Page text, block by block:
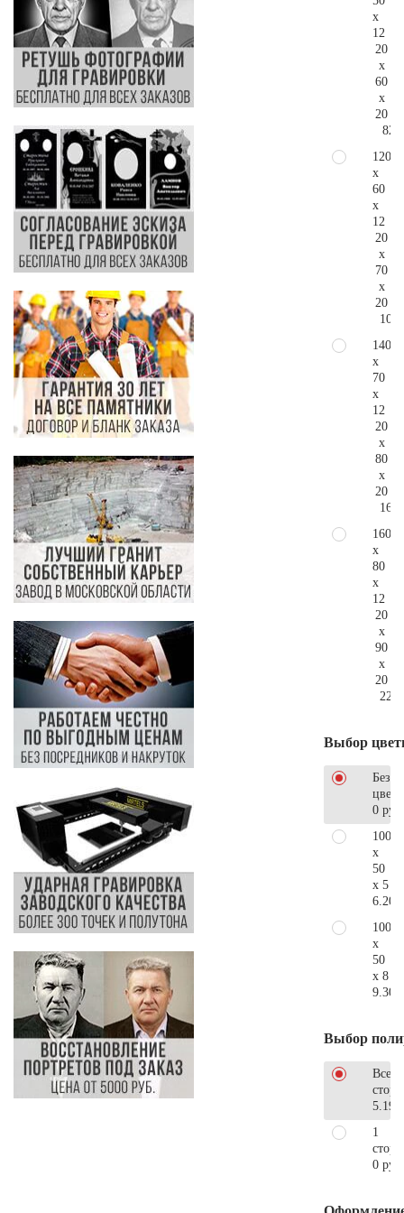
x
12
20
x
60
x
20
120
x
60
x
12
20
x
70
x
20
140
x
70
x
12
20
x
80
x
20
160
x
80
x
12
20
x
90
x
20
Выбор
Без
0 руб.
100
x
50
x 5
100
x
50
x 8
Выбор
Все
1
0 руб.